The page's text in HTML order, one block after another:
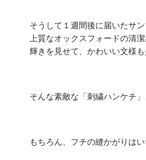
そうして１週間後に届いたサ
上質なオックスフォードの清潔
輝きを見せて、 かわいい文様
そんな素敵な「刺繍ハンケチ
もちろん、フチの縫かがりは